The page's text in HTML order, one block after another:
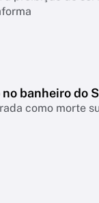
banheiro do
como morte